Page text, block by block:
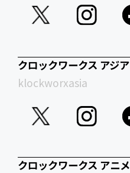
クロックワークス アジア
klockworxasia
クロックワークス アニメ